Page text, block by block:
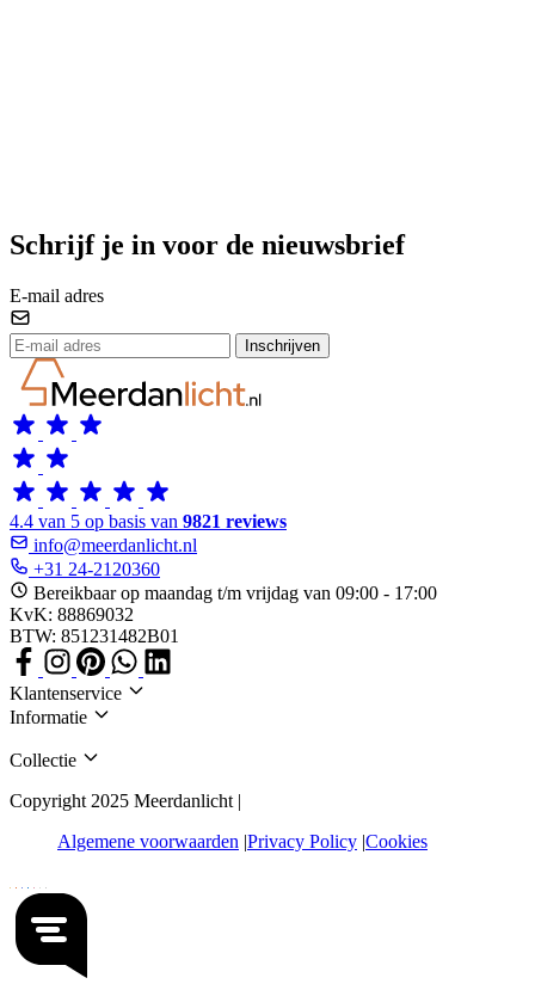
Schrijf je in voor de nieuwsbrief
E-mail adres
Inschrijven
4.4 van 5 op basis van 9821 reviews
info@meerdanlicht.nl
+31 24-2120360
Bereikbaar op maandag t/m vrijdag van 09:00 - 17:00
KvK: 88869032
BTW: 851231482B01
Klantenservice
Informatie
Collectie
Copyright 2025 Meerdanlicht |
Algemene voorwaarden Privacy Policy Cookies